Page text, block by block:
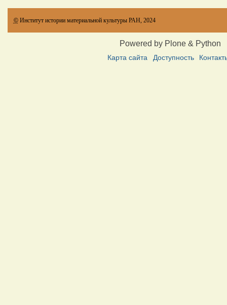
© Институт истории материальной культуры РАН, 2024
Powered by Plone & Python
Карта сайта Доступность